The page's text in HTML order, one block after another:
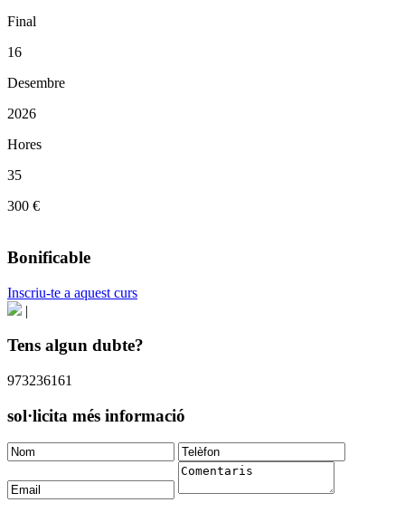
Final
16
Desembre
2026
Hores
35
300 €
Bonificable
Inscriu-te a aquest curs
|
Tens algun dubte?
973236161
sol·licita més informació